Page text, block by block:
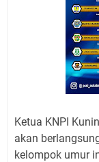
Ketua KNPI
akan
kelompok umur